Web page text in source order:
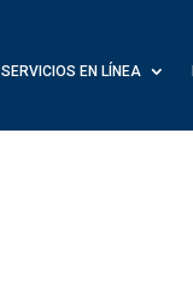
SERVICIOS EN LÍNEA